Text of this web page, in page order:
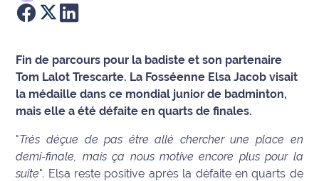
Société
Économie
Éducation
Emploi
Environnement
Fin de parcours pour la badiste et son partenaire
Tom Lalot Trescarte. La Fosséenne Elsa Jacob visait
la médaille dans ce mondial junior de badminton,
mais elle a été défaite en quarts de finales.
"Très déçue de pas être allé chercher une place en
demi-finale, mais ça nous motive encore plus pour la
suite". Elsa reste positive après la défaite en quarts de